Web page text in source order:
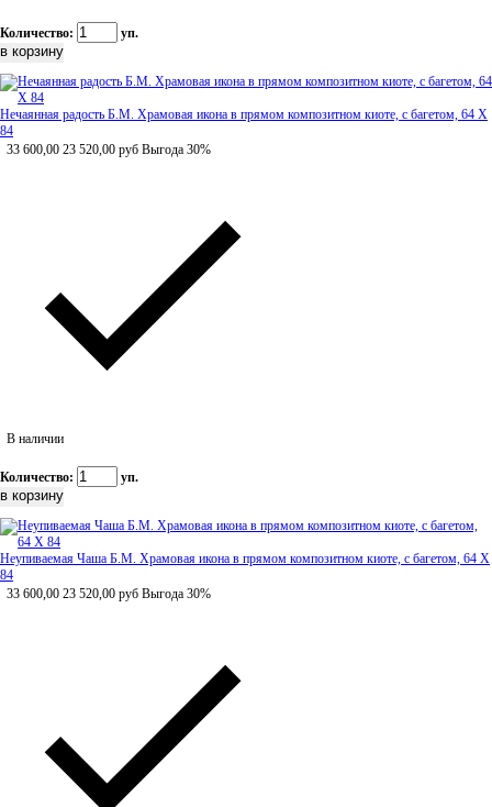
Количество: уп.
Нечаянная радость Б.М. Храмовая икона в прямом композитном киоте, с багетом, 64 Х
84
33 600,00 23 520,00 руб Выгода 30%
В наличии
Количество: уп.
Неупиваемая Чаша Б.М. Храмовая икона в прямом композитном киоте, с багетом, 64 Х
84
33 600,00 23 520,00 руб Выгода 30%